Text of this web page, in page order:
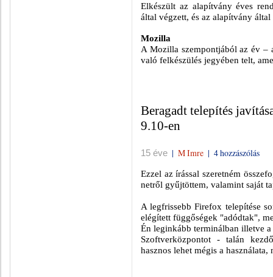
Elkészült az alapítvány éves
által végzett, és az alapítvány
Mozilla
A Mozilla szempontjából az év –
való felkészülés jegyében telt,
Beragadt telepítés
9.10-en
15 éve | M Imre | 4 hozzászólás
Ezzel az írással szeretném
netről gyűjtöttem, valamint saját
A legfrissebb Firefox telepítése
elégített függőségek "adódtak",
Én leginkább terminálban illetve
Szoftverközpontot - talán
hasznos lehet mégis a